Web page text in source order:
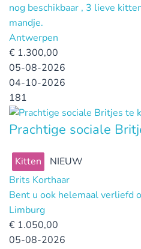
nog beschikbaar , 3 lieve
mandje.
Antwerpen
€ 1.300,00
05-08-2026
04-10-2026
181
Prachtige sociale
Kitten
NIEUW
Brits Korthaar
Bent u ook helemaal verliefd
Limburg
€ 1.050,00
05-08-2026